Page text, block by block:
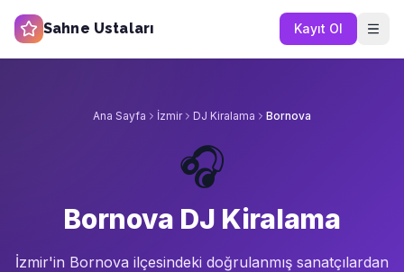
Sahne Ustaları Kayıt Ol
Ana Sayfa İzmir DJ Kiralama Bornova
🎧
Bornova DJ Kiralama
İzmir'in Bornova ilçesindeki doğrulanmış sanatçılardan